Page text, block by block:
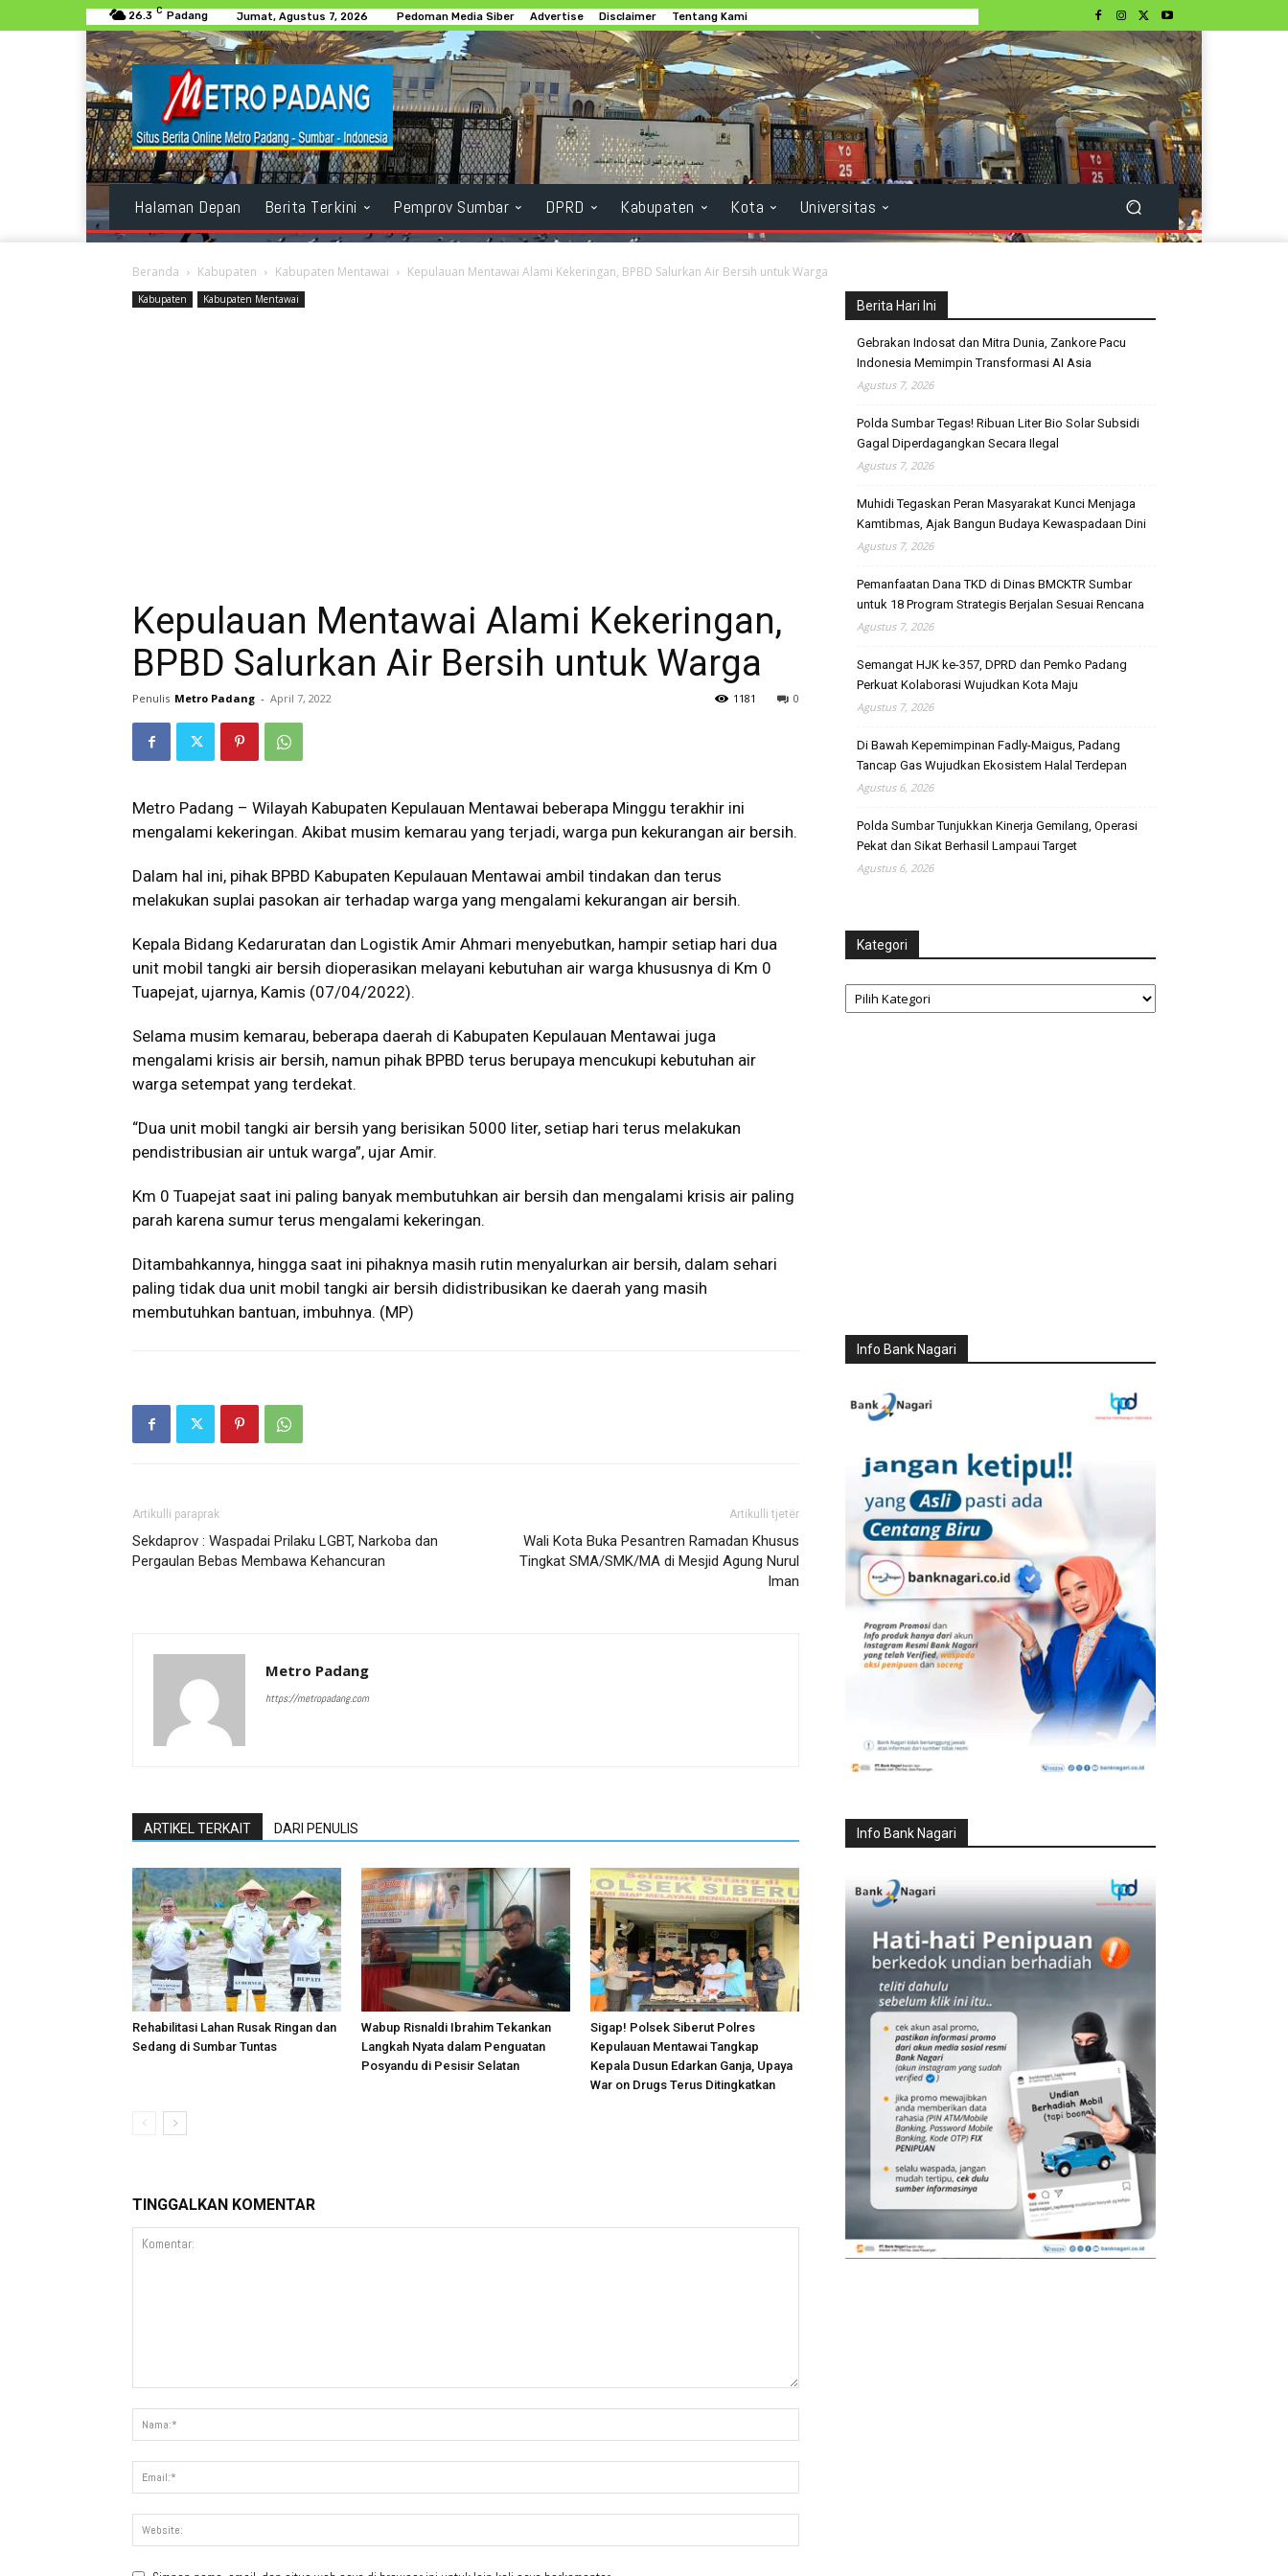
26.3 C Padang Jumat, Agustus 7, 2026 Pedoman Media Siber Advertise Disclaimer Tentang Kami
Halaman Depan Berita Terkini Pemprov Sumbar DPRD Kabupaten Kota Universitas
Beranda Kabupaten Kabupaten Mentawai Kepulauan Mentawai Alami Kekeringan, BPBD Salurkan Air Bersih untuk Warga
Kabupaten Kabupaten Mentawai
Kepulauan Mentawai Alami Kekeringan,
BPBD Salurkan Air Bersih untuk Warga
Penulis Metro Padang - April 7, 2022 0
1181
Metro Padang – Wilayah Kabupaten Kepulauan Mentawai beberapa Minggu terakhir ini
mengalami kekeringan. Akibat musim kemarau yang terjadi, warga pun kekurangan air bersih.
Dalam hal ini, pihak BPBD Kabupaten Kepulauan Mentawai ambil tindakan dan terus
melakukan suplai pasokan air terhadap warga yang mengalami kekurangan air bersih.
Kepala Bidang Kedaruratan dan Logistik Amir Ahmari menyebutkan, hampir setiap hari dua
unit mobil tangki air bersih dioperasikan melayani kebutuhan air warga khususnya di Km 0
Tuapejat, ujarnya, Kamis (07/04/2022).
Selama musim kemarau, beberapa daerah di Kabupaten Kepulauan Mentawai juga
mengalami krisis air bersih, namun pihak BPBD terus berupaya mencukupi kebutuhan air
warga setempat yang terdekat.
“Dua unit mobil tangki air bersih yang berisikan 5000 liter, setiap hari terus melakukan
pendistribusian air untuk warga”, ujar Amir.
Km 0 Tuapejat saat ini paling banyak membutuhkan air bersih dan mengalami krisis air paling
parah karena sumur terus mengalami kekeringan.
Ditambahkannya, hingga saat ini pihaknya masih rutin menyalurkan air bersih, dalam sehari
paling tidak dua unit mobil tangki air bersih didistribusikan ke daerah yang masih
membutuhkan bantuan, imbuhnya. (MP)
Artikulli paraprak
Sekdaprov : Waspadai Prilaku LGBT, Narkoba dan
Pergaulan Bebas Membawa Kehancuran
Artikulli tjetër
Wali Kota Buka Pesantren Ramadan Khusus
Tingkat SMA/SMK/MA di Mesjid Agung Nurul
Iman
Metro Padang
https://metropadang.com
ARTIKEL TERKAIT DARI PENULIS
Rehabilitasi Lahan Rusak Ringan dan
Sedang di Sumbar Tuntas
Wabup Risnaldi Ibrahim Tekankan
Langkah Nyata dalam Penguatan
Posyandu di Pesisir Selatan
Sigap! Polsek Siberut Polres
Kepulauan Mentawai Tangkap
Kepala Dusun Edarkan Ganja, Upaya
War on Drugs Terus Ditingkatkan
TINGGALKAN KOMENTAR
Berita Hari Ini
Gebrakan Indosat dan Mitra Dunia, Zankore Pacu
Indonesia Memimpin Transformasi AI Asia
Agustus 7, 2026
Polda Sumbar Tegas! Ribuan Liter Bio Solar Subsidi
Gagal Diperdagangkan Secara Ilegal
Agustus 7, 2026
Muhidi Tegaskan Peran Masyarakat Kunci Menjaga
Kamtibmas, Ajak Bangun Budaya Kewaspadaan Dini
Agustus 7, 2026
Pemanfaatan Dana TKD di Dinas BMCKTR Sumbar
untuk 18 Program Strategis Berjalan Sesuai Rencana
Agustus 7, 2026
Semangat HJK ke-357, DPRD dan Pemko Padang
Perkuat Kolaborasi Wujudkan Kota Maju
Agustus 7, 2026
Di Bawah Kepemimpinan Fadly-Maigus, Padang
Tancap Gas Wujudkan Ekosistem Halal Terdepan
Agustus 6, 2026
Polda Sumbar Tunjukkan Kinerja Gemilang, Operasi
Pekat dan Sikat Berhasil Lampaui Target
Agustus 6, 2026
Kategori
Kategori
Info Bank Nagari
Info Bank Nagari